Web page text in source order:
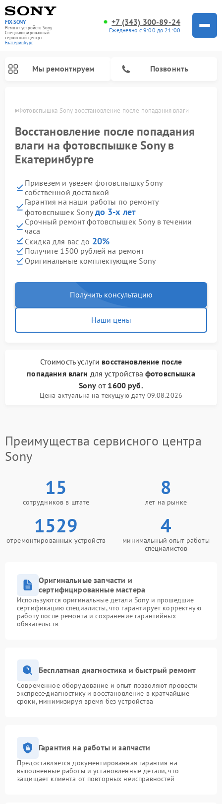
FIX-SONY
Ремонт устройств Sony
Специализированный
cервисный центр г.
Екатеринбург
+7 (343) 300-89-24
Ежедневно с 9:00 до 21:00
Мы ремонтируем Позвонить
Фотовспышка Sony восстановление после попадания влаги
Восстановление после попадания
влаги на фотовспышке Sony в
Екатеринбурге
Привезем и увезем фотовспышку Sony
собственной доставкой
Гарантия на наши работы по ремонту
фотовспышек Sony до 3-х лет
Срочный ремонт фотовспышек Sony в течении
часа
Скидка для вас до 20%
Получите 1500 рублей на ремонт
Оригинальные комплектующие Sony
Получить консультацию
Наши цены
Стоимость услуги восстановление после
попадания влаги для устройства фотовспышка
Sonyот 1600 руб.
Цена актуальна на текущую дату 09.08.2026
Преимущества сервисного центра
Sony
15
сотрудников в штате
8
лет на рынке
1529
отремонтированных устройств
4
минимальный опыт работы
специалистов
Оригинальные запчасти и
сертифицированные мастера
Используются оригинальные детали Sony и прошедшие
сертификацию специалисты, что гарантирует корректную
работу после ремонта и сохранение гарантийных
обязательств
Бесплатная диагностика и быстрый ремонт
Современное оборудование и опыт позволяют провести
экспресс-диагностику и восстановление в кратчайшие
сроки, минимизируя время без устройства
Гарантия на работы и запчасти
Предоставляется документированная гарантия на
выполненные работы и установленные детали, что
защищает клиента от повторных неисправностей